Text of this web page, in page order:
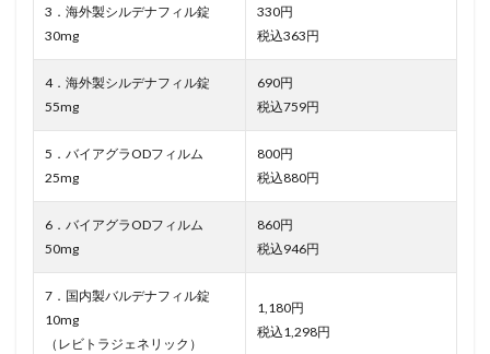
3．海外製シルデナフィル錠
30mg
330円
税込363円
4．海外製シルデナフィル錠
55mg
690円
税込759円
5．バイアグラODフィルム
25mg
800円
税込880円
6．バイアグラODフィルム
50mg
860円
税込946円
7．国内製バルデナフィル錠
10mg
（レビトラジェネリック）
1,180円
税込1,298円